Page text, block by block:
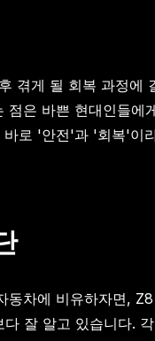
겪게 될 회복 과정에
은 바쁜 현대인들
로 '안전'과 '회복'이
차에 비유하자면,
잘 알고 있습니다.